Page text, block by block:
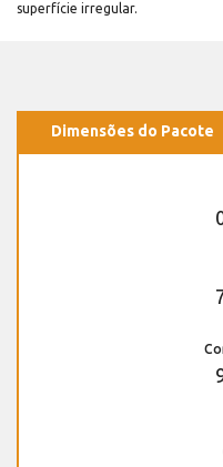
superfície irregular.
Dimensões do Pacote